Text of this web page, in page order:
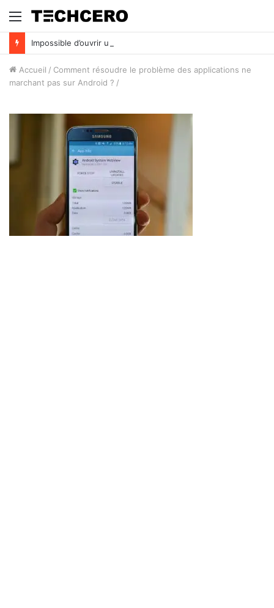
Menu
Impossible d’ouvrir un fichier Excel ? Voici 7 solutions !
Accueil / Comment résoudre le problème des applications ne
marchant pas sur Android ? /